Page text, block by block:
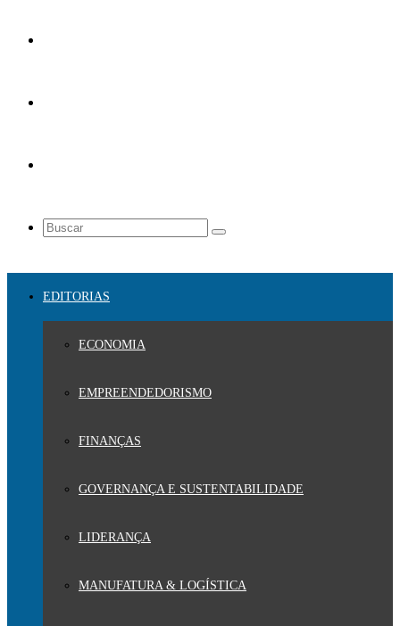
EDITORIAS
ECONOMIA
EMPREENDEDORISMO
FINANÇAS
GOVERNANÇA E SUSTENTABILIDADE
LIDERANÇA
MANUFATURA & LOGÍSTICA